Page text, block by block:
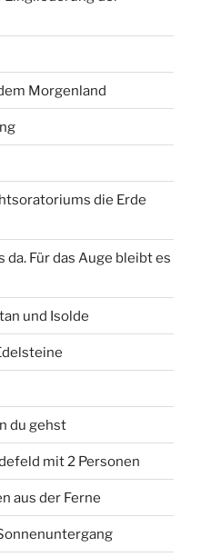
Morgenland
die Erde
Für das Auge bleibt es
und Isolde
du gehst
mit 2 Personen
aus der Ferne